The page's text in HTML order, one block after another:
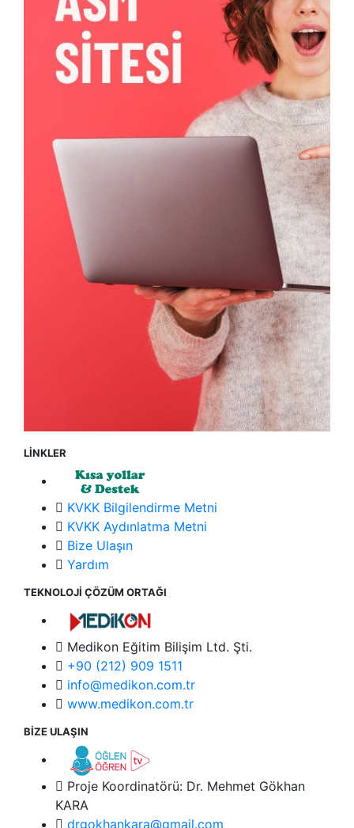
LİNKLER
KVKK Bilgilendirme Metni
KVKK Aydınlatma Metni
Bize Ulaşın
Yardım
TEKNOLOJİ ÇÖZÜM ORTAĞI
Medikon Eğitim Bilişim Ltd. Şti.
+90 (212) 909 1511
info@medikon.com.tr
www.medikon.com.tr
BİZE ULAŞIN
Proje Koordinatörü: Dr. Mehmet Gökhan
KARA
drgokhankara@gmail.com